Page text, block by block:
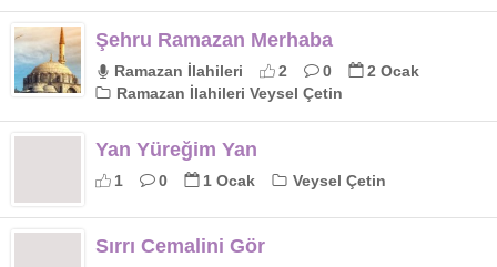
Şehru Ramazan Merhaba
Ramazan İlahileri 2 0
2 Ocak
Ramazan İlahileri Veysel Çetin
Yan Yüreğim Yan
1 0 1 Ocak Veysel Çetin
Sırrı Cemalini Gör